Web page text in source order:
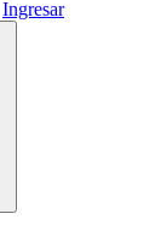
Ingresar